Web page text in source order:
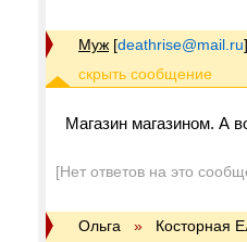
Муж [deathrise@mail.ru]
Магазин магазином. А
[Нет ответов на это
Ольга » Косторная